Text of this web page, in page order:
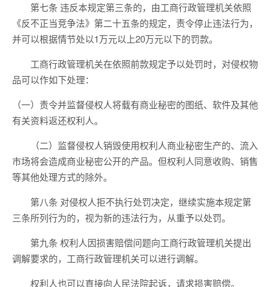
第七条 违反本规定第三条的，由工商行政管理机关依照
《反不正当竞争法》第二十五条的规定，责令停止违法行为，
并可以根据情节处以1万元以上20万元以下的罚款。
工商行政管理机关在依照前款规定予以处罚时，对侵权物
品可以作如下处理：
（一）责令并监督侵权人将载有商业秘密的图纸、软件及其他
有关资料返还权利人。
（二）监督侵权人销毁使用权利人商业秘密生产的、流入
市场将会造成商业秘密公开的产品。但权利人同意收购、销售
等其他处理方式的除外。
第八条 对侵权人拒不执行处罚决定，继续实施本规定第
三条所列行为的，视为新的违法行为，从重予以处罚。
第九条 权利人因损害赔偿问题向工商行政管理机关提出
调解要求的，工商行政管理机关可以进行调解。
权利人也可以直接向人民法院起诉，请求损害赔偿。